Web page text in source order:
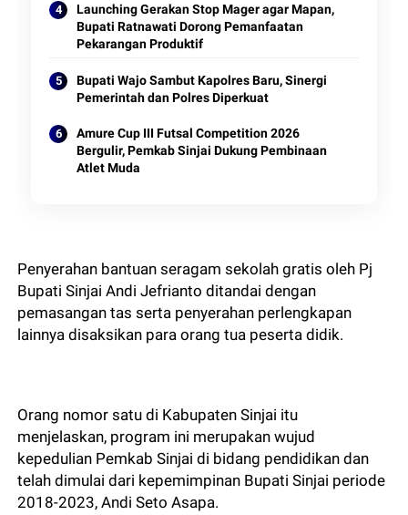
Launching Gerakan Stop Mager agar Mapan,
Bupati Ratnawati Dorong Pemanfaatan
Pekarangan Produktif
Bupati Wajo Sambut Kapolres Baru, Sinergi
Pemerintah dan Polres Diperkuat
Amure Cup III Futsal Competition 2026
Bergulir, Pemkab Sinjai Dukung Pembinaan
Atlet Muda
Penyerahan bantuan seragam sekolah gratis oleh Pj
Bupati Sinjai Andi Jefrianto ditandai dengan
pemasangan tas serta penyerahan perlengkapan
lainnya disaksikan para orang tua peserta didik.
Orang nomor satu di Kabupaten Sinjai itu
menjelaskan, program ini merupakan wujud
kepedulian Pemkab Sinjai di bidang pendidikan dan
telah dimulai dari kepemimpinan Bupati Sinjai periode
2018-2023, Andi Seto Asapa.